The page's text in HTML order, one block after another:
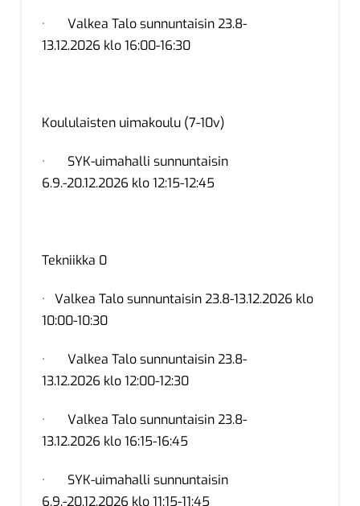
· Valkea Talo sunnuntaisin 23.8-
13.12.2026 klo 16:00-16:30
Koululaisten uimakoulu (7-10v)
· SYK-uimahalli sunnuntaisin
6.9.-20.12.2026 klo 12:15-12:45
Tekniikka 0
· Valkea Talo sunnuntaisin 23.8-13.12.2026 klo
10:00-10:30
· Valkea Talo sunnuntaisin 23.8-
13.12.2026 klo 12:00-12:30
· Valkea Talo sunnuntaisin 23.8-
13.12.2026 klo 16:15-16:45
· SYK-uimahalli sunnuntaisin
6.9.-20.12.2026 klo 11:15-11:45